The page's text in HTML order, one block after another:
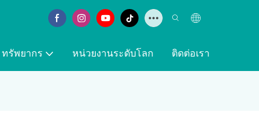
ทรัพยากร หน่วยงานระดับโลก ติดต่อเรา